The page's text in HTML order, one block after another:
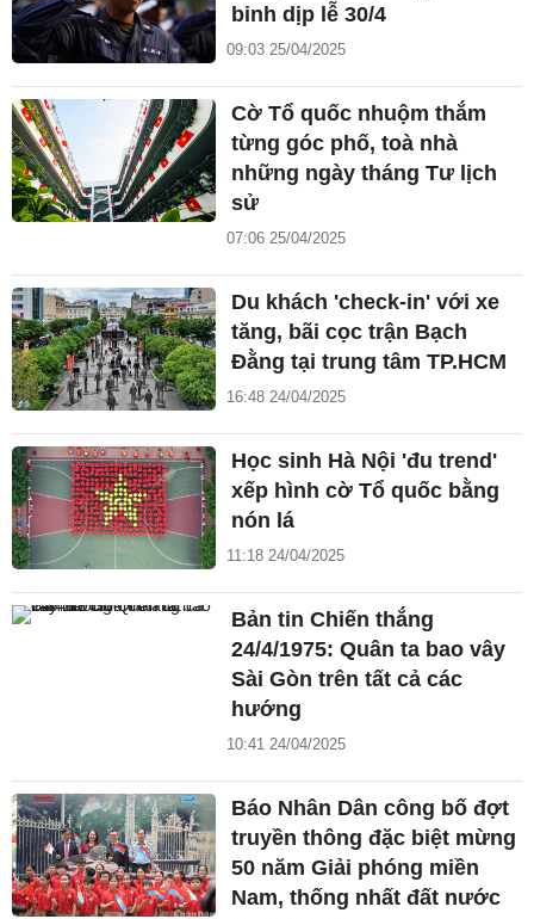
binh dịp lễ 30/4
09:03 25/04/2025
Cờ Tổ quốc nhuộm thắm
từng góc phố, toà nhà
những ngày tháng Tư lịch
sử
07:06 25/04/2025
Du khách 'check-in' với xe
tăng, bãi cọc trận Bạch
Đằng tại trung tâm TP.HCM
16:48 24/04/2025
Học sinh Hà Nội 'đu trend'
xếp hình cờ Tổ quốc bằng
nón lá
11:18 24/04/2025
Bản tin Chiến thắng
24/4/1975: Quân ta bao vây
Sài Gòn trên tất cả các
hướng
10:41 24/04/2025
Báo Nhân Dân công bố đợt
truyền thông đặc biệt mừng
50 năm Giải phóng miền
Nam, thống nhất đất nước